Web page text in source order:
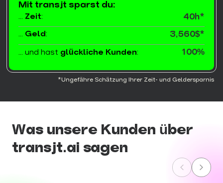
Mit transjt sparst du:
... Zeit: 40h*
... Geld: 3,560$*
... und hast glückliche Kunden: 100%
*Ungefähre Schätzung Ihrer Zeit- und Geldersparnis
Was unsere Kunden über
transjt.ai sagen